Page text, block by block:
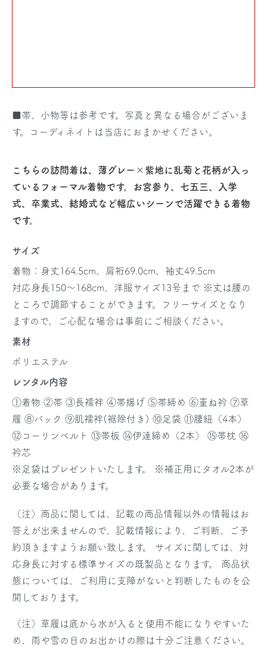
■帯、小物等は参考です。写真と異なる場合がございま
す。コーディネイトは当店におまかせください。
こちらの訪問着は、薄グレー×紫地に乱菊と花柄が入っ
ているフォーマル着物です。お宮参り、七五三、入学
式、卒業式、結婚式など幅広いシーンで活躍できる着物
です。
サイズ
着物：身丈164.5cm、肩裄69.0cm、袖丈49.5cm
対応身長150～168cm、洋服サイズ13号まで ※丈は腰の
ところで調節することができます。フリーサイズとなり
ますので、ご心配な場合は事前にご相談ください。
素材
ポリエステル
レンタル内容
①着物 ②帯 ③長襦袢 ④帯揚げ ⑤帯締め ⑥重ね衿 ⑦草
履 ⑧バック ⑨肌襦袢(裾除付き) ⑩足袋 ⑪腰紐（4本）
⑫コーリンベルト ⑬帯板 ⑭伊達締め（2本） ⑮帯枕 ⑯
衿芯
※足袋はプレゼントいたします。
※補正用にタオル2本が
必要な場合があります。
（注）商品に関しては、記載の商品情報以外の情報はお
答えが出来ませんので、記載情報により、ご判断、ご予
約頂きますようお願い致します。 サイズに関しては、対
応身長に対する標準サイズの既製品となります。 商品状
態については、ご利用に支障がないと判断したものを公
開しております。
（注）草履は底から水が入ると使用不能になりやすいた
め、雨や雪の日のお出かけの際は十分ご注意ください。